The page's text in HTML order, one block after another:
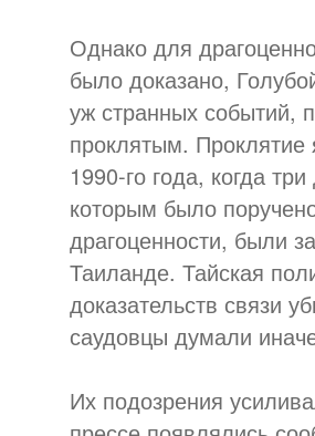
Однако для
было доказано,
уж странных событий,
проклятым.
1990-го года, когда
которым было
драгоценности, были
Таиланде. Тайская
доказательств связи
саудовцы думали
Их подозрения